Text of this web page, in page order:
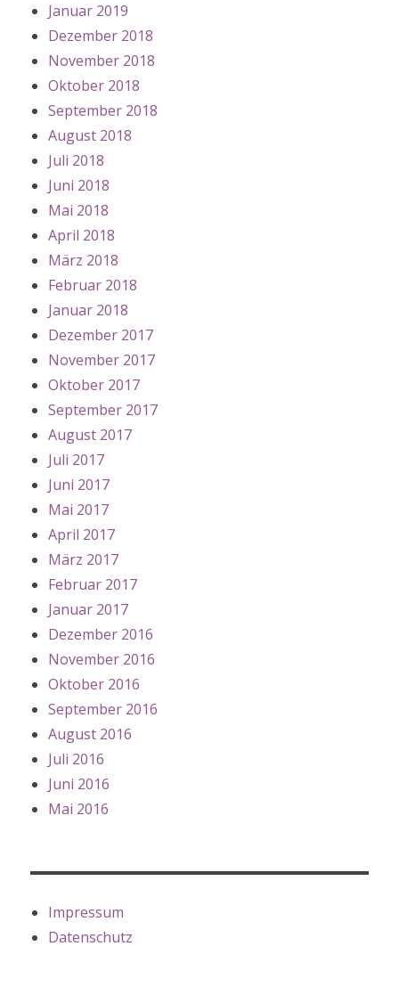
Januar 2019
Dezember 2018
November 2018
Oktober 2018
September 2018
August 2018
Juli 2018
Juni 2018
Mai 2018
April 2018
März 2018
Februar 2018
Januar 2018
Dezember 2017
November 2017
Oktober 2017
September 2017
August 2017
Juli 2017
Juni 2017
Mai 2017
April 2017
März 2017
Februar 2017
Januar 2017
Dezember 2016
November 2016
Oktober 2016
September 2016
August 2016
Juli 2016
Juni 2016
Mai 2016
Impressum
Datenschutz